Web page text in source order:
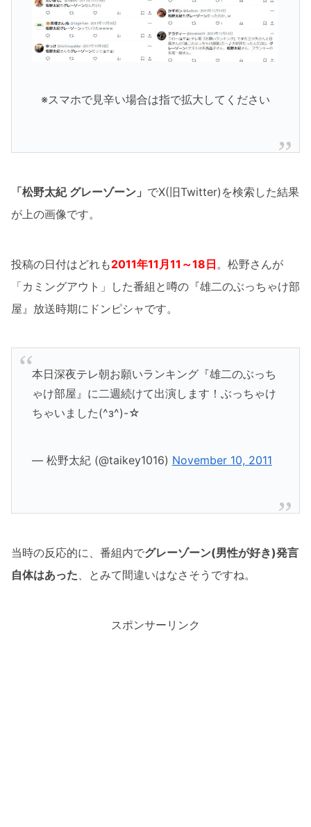
※スマホで見辛い場合は指で拡大してください
「松野太紀 グレーゾーン」 でX(旧Twitter)を検索した結果
が上の画像です。
投稿の日付はどれも2011年11月11～18日。松野さんが
「カミングアウト」した番組と噂の『雄二のぶっちゃけ部
屋』放送時期にドンピシャです。
本日深夜テレ朝お願いランキング『雄二のぶっち
ゃけ部屋』に二週続けて出演します！ぶっちゃけ
ちゃいました(^з^)-☆
— 松野太紀 (@taikey1016) November 10, 2011
当時の反応的に、番組内でグレーゾーン(男性が好き)発言
自体はあった、とみて間違いはなさそうですね。
スポンサーリンク